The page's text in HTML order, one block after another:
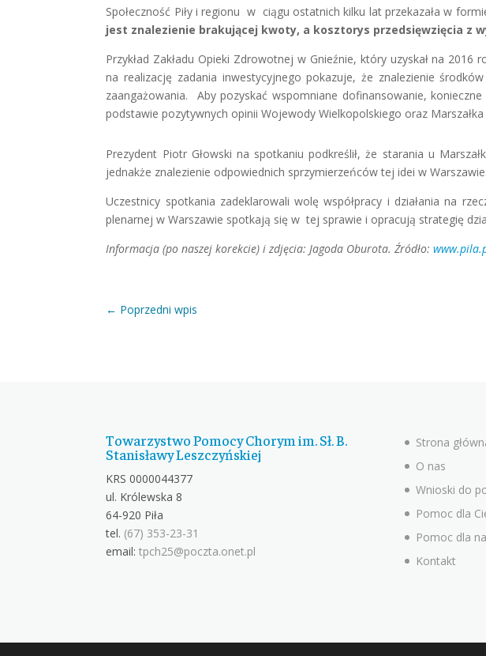
Społeczność Piły i regionu w ciągu ostatnich kilku lat przekazała w
jest znalezienie brakującej kwoty, a kosztorys przedsięwzięcia z
Przykład Zakładu Opieki Zdrowotnej w Gnieźnie, który uzyskał na 2016
na realizację zadania inwestycyjnego pokazuje, że znalezienie
zaangażowania. Aby pozyskać wspomniane dofinansowanie,
podstawie pozytywnych opinii Wojewody Wielkopolskiego oraz
Prezydent Piotr Głowski na spotkaniu podkreślił, że starania u
jednakże znalezienie odpowiednich sprzymierzeńców tej idei w Warszawie.
Uczestnicy spotkania zadeklarowali wolę współpracy i działania na
plenarnej w Warszawie spotkają się w tej sprawie i opracują strategię
Informacja (po naszej korekcie) i zdjęcia: Jagoda Oburota. Źródło:
← Poprzedni wpis
Towarzystwo Pomocy Chorym im. Sł. B.
Stanisławy Leszczyńskiej
KRS 0000044377
ul. Królewska 8
64-920 Piła
tel. (67) 353-23-31
email:tpch25@poczta.onet.pl
Strona
O nas
Wnioski do
Pomoc dla
Pomoc dla
Kontakt